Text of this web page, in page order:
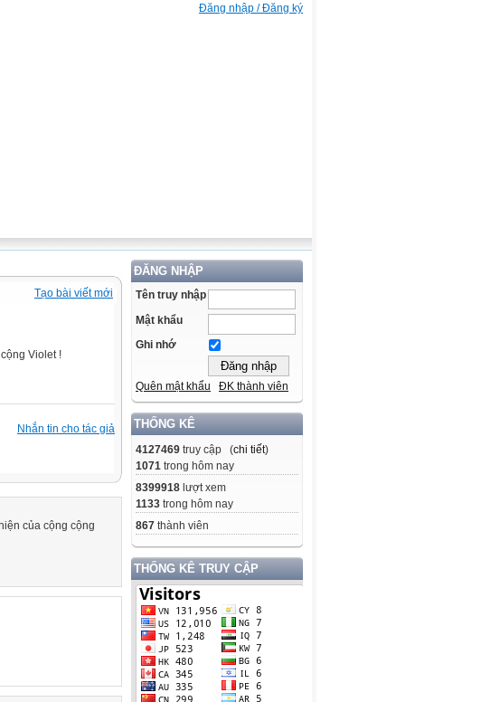
Đăng nhập / Đăng ký
ĐĂNG NHẬP
Tên truy nhập
Mật khẩu
Ghi nhớ
Quên mật khẩu ĐK thành viên
THỐNG KÊ
4127469 truy cập (chi tiết)
1071 trong hôm nay
8399918 lượt xem
1133 trong hôm nay
867 thành viên
THỐNG KÊ TRUY CẬP
Tạo bài viết mới
Violet !
Nhắn tin cho tác giả
của cộng cộng